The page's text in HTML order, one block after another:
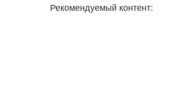
Рекомендуемый контент: